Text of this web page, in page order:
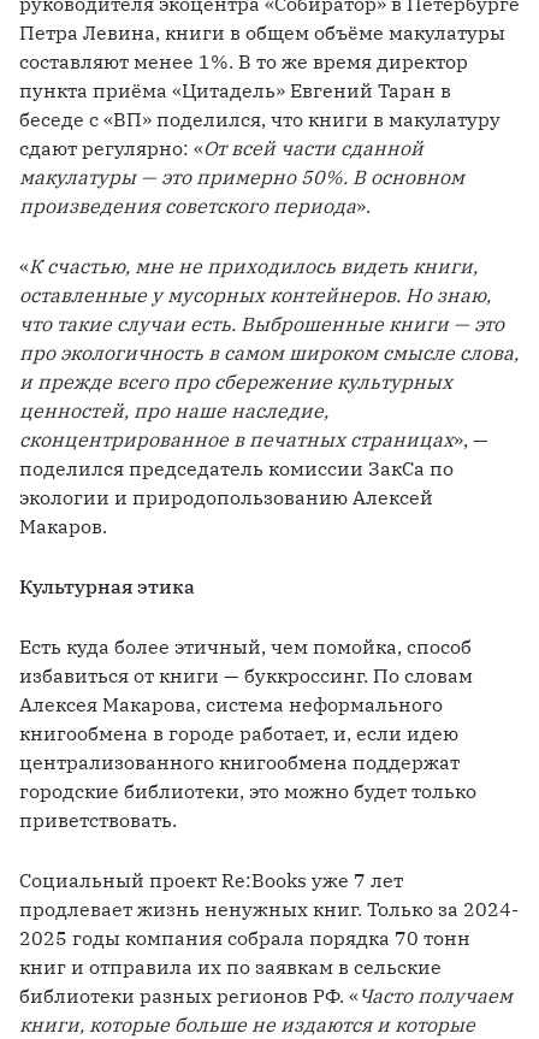
Петра Левина, книги в общем объёме макулатуры
составляют менее 1%. В то же время директор
пункта приёма «Цитадель» Евгений Таран в
беседе с «ВП» поделился, что книги в макулатуру
сдают регулярно: «От всей части сданной
макулатуры — это примерно 50%. В основном
произведения советского периода».
«К счастью, мне не приходилось видеть книги,
оставленные у мусорных контейнеров. Но знаю,
что такие случаи есть. Выброшенные книги — это
про экологичность в самом широком смысле слова,
и прежде всего про сбережение культурных
ценностей, про наше наследие,
сконцентрированное в печатных страницах», —
поделился председатель комиссии ЗакСа по
экологии и природопользованию Алексей
Макаров.
Культурная этика
Есть куда более этичный, чем помойка, способ
избавиться от книги — буккроссинг. По словам
Алексея Макарова, система неформального
книгообмена в городе работает, и, если идею
централизованного книгообмена поддержат
городские библиотеки, это можно будет только
приветствовать.
Социальный проект Re:Books уже 7 лет
продлевает жизнь ненужных книг. Только за 2024-
2025 годы компания собрала порядка 70 тонн
книг и отправила их по заявкам в сельские
библиотеки разных регионов РФ. « Часто получаем
книги, которые больше не издаются и которые